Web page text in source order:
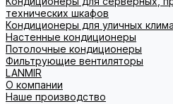
технических шкафов
Кондиционеры для уличных
Настенные кондиционеры
Потолочные кондиционеры
Фильтрующие вентиляторы
LANMIR
О компании
Наше производство